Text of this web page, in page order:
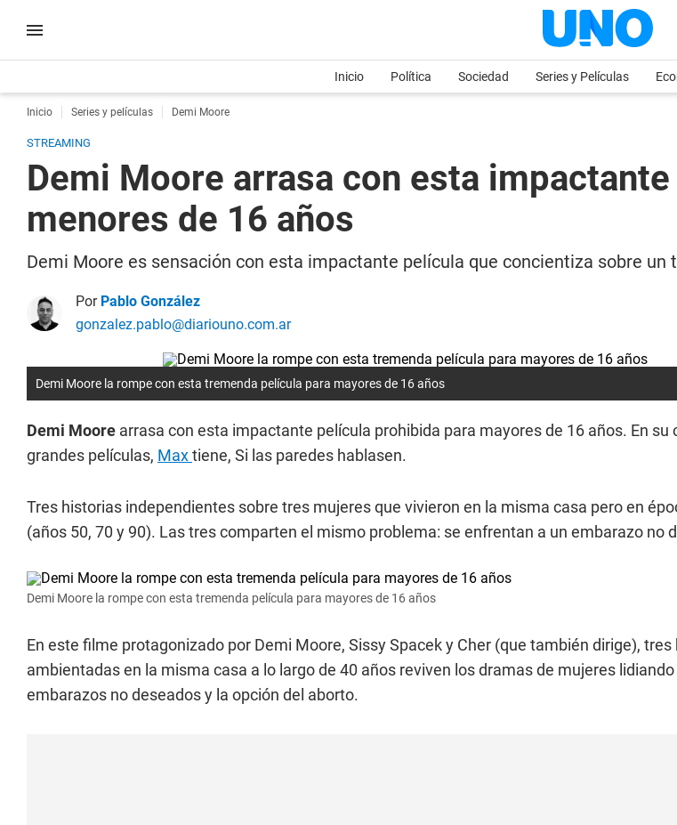
Inicio Política Sociedad Series y Películas
Inicio Series y películas Demi Moore
STREAMING
Demi Moore arrasa con esta
menores de 16 años
Demi Moore es sensación con esta impactante película que concientiza sobre
Por Pablo González
gonzalez.pablo@diariouno.com.ar
Demi Moore la rompe con esta tremenda película para mayores de 16 años
Demi Moore arrasa con esta impactante película prohibida para mayores de 16 años. En su
grandes películas, Maxtiene, Si las paredes hablasen.
Tres historias independientes sobre tres mujeres que vivieron en la misma casa pero en
(años 50, 70 y 90). Las tres comparten el mismo problema: se enfrentan a un embarazo no
Demi Moore la rompe con esta tremenda película para mayores de 16 años
En este filme protagonizado por Demi Moore, Sissy Spacek y Cher (que también dirige),
ambientadas en la misma casa a lo largo de 40 años reviven los dramas de mujeres lidiando
embarazos no deseados y la opción del aborto.